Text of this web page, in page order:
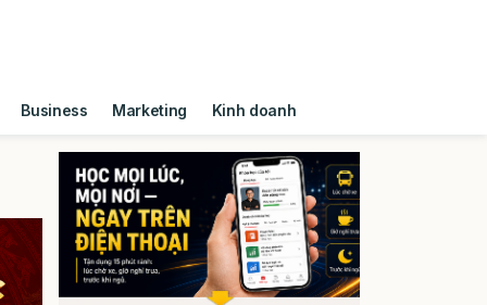
Business Marketing Kinh doanh